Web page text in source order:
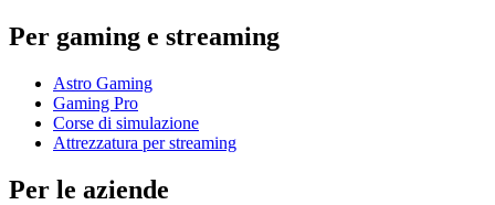
Per gaming e streaming
Astro Gaming
Gaming Pro
Corse di simulazione
Attrezzatura per streaming
Per le aziende